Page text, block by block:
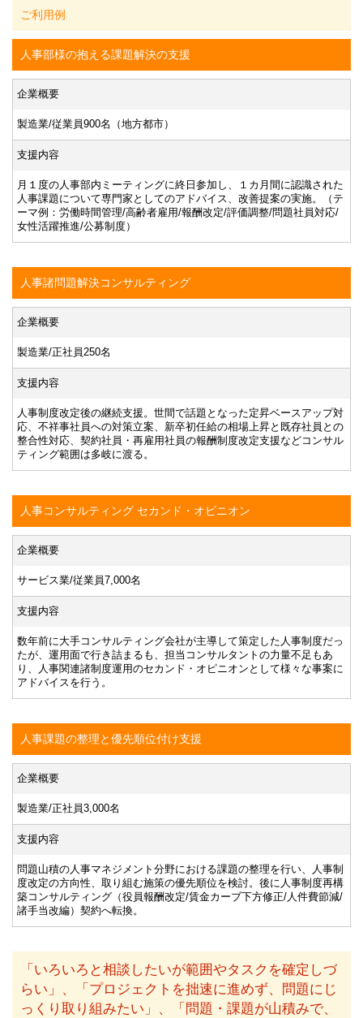
ご利用例
人事部様の抱える課題解決の支援
企業概要
製造業/従業員900名（地方都市）
支援内容
月１度の人事部内ミーティングに終日参加し、１カ月間に認識された
人事課題について専門家としてのアドバイス、改善提案の実施。（テ
ーマ例：労働時間管理/高齢者雇用/報酬改定/評価調整/問題社員対応/
女性活躍推進/公募制度）
人事諸問題解決コンサルティング
企業概要
製造業/正社員250名
支援内容
人事制度改定後の継続支援。世間で話題となった定昇ベースアップ対
応、不祥事社員への対策立案、新卒初任給の相場上昇と既存社員との
整合性対応、契約社員・再雇用社員の報酬制度改定支援などコンサル
ティング範囲は多岐に渡る。
人事コンサルティング セカンド・オピニオン
企業概要
サービス業/従業員7,000名
支援内容
数年前に大手コンサルティング会社が主導して策定した人事制度だっ
たが、運用面で行き詰まるも、担当コンサルタントの力量不足もあ
り、人事関連諸制度運用のセカンド・オピニオンとして様々な事案に
アドバイスを行う。
人事課題の整理と優先順位付け支援
企業概要
製造業/正社員3,000名
支援内容
問題山積の人事マネジメント分野における課題の整理を行い、人事制
度改定の方向性、取り組む施策の優先順位を検討。後に人事制度再構
築コンサルティング（役員報酬改定/賃金カーブ下方修正/人件費節減/
諸手当改編）契約へ転換。
「いろいろと相談したいが範囲やタスクを確定しづ
らい」、「プロジェクトを拙速に進めず、問題にじ
っくり取り組みたい」、「問題・課題が山積みで、